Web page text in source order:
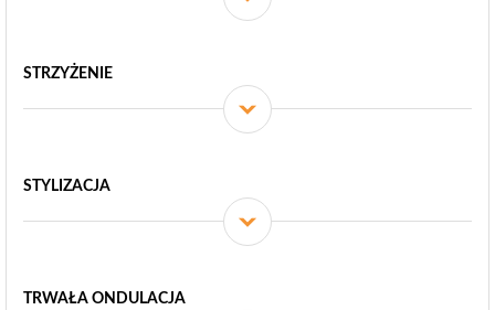
STRZYŻENIE
STYLIZACJA
TRWAŁA ONDULACJA